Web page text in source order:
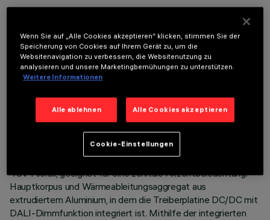
TECHNISCHE DATEN
BESCHREIBUNG
Miniaturisierte Pendelleuchte mit LED-Lichtquelle, komplett
mit Adapter für die Installation an Niedervolt-Stromschiene
48V Filorail, geeignet für eine zenitale Akzentbeleuchtung.
Hauptkorpus und Wärmeableitungsaggregat aus
extrudiertem Aluminium, in dem die Treiberplatine DC/DC mit
DALI-Dimmfunktion integriert ist. Mithilfe der integrierten
Wenn Sie auf „Alle Cookies akzeptieren“ klicken, stimmen Sie der
Speicherung von Cookies auf Ihrem Gerät zu, um die
Websitenavigation zu verbessern, die Websitenutzung zu
analysieren und unsere Marketingbemühungen zu unterstützen.
Weitere Informationen
Alle ablehnen Alle Cookies akzeptieren
Cookie-Einstellungen